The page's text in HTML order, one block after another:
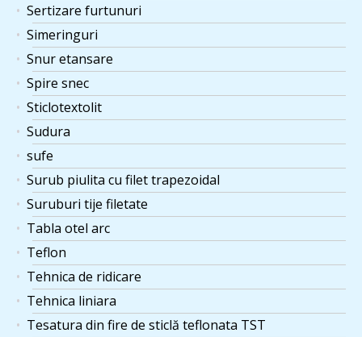
Sertizare furtunuri
Simeringuri
Snur etansare
Spire snec
Sticlotextolit
Sudura
sufe
Surub piulita cu filet trapezoidal
Suruburi tije filetate
Tabla otel arc
Teflon
Tehnica de ridicare
Tehnica liniara
Tesatura din fire de sticlă teflonata TST